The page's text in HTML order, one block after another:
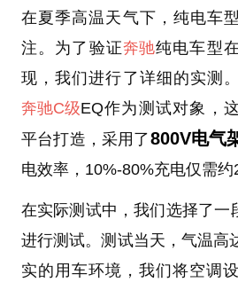
在夏季高温天气下，纯电车
注。为了验证奔驰纯电车型
现，我们进行了详细的实测
奔驰C级EQ作为测试对象，
平台打造，采用了800V电气
电效率，10%-80%充电仅需约
在实际测试中，我们选择了一
进行测试。测试当天，气温高
实的用车环境，我们将空调